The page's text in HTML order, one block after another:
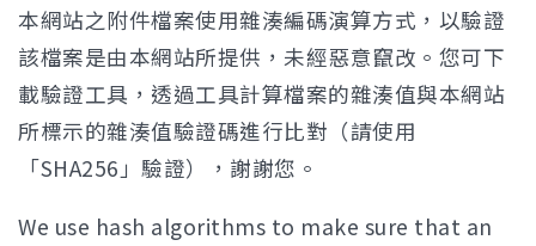
本網站之附件檔案使用雜湊編碼演算方式，以驗證
該檔案是由本網站所提供，未經惡意竄改。您可下
載驗證工具，透過工具計算檔案的雜湊值與本網站
所標示的雜湊值驗證碼進行比對（請使用
「SHA256」驗證），謝謝您。
We use hash algorithms to make sure that an